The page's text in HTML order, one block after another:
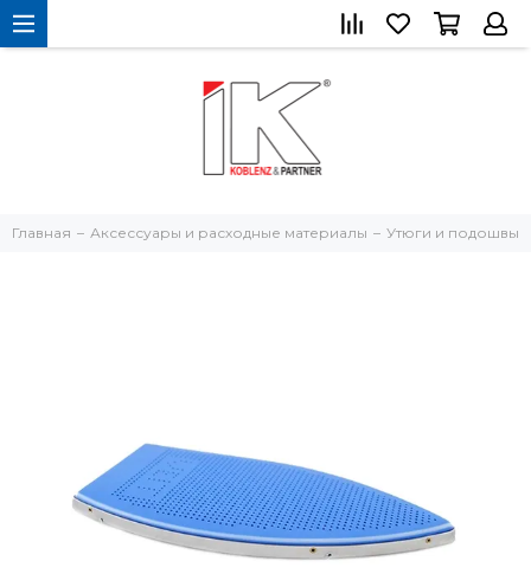
Главная Аксессуары и расходные материалы Утюги и подошвы